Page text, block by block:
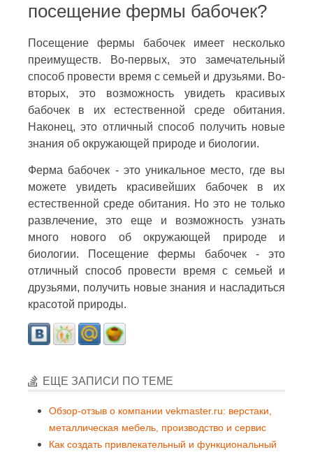
посещение фермы бабочек?
Посещение фермы бабочек имеет несколько
преимуществ. Во-первых, это замечательный
способ провести время с семьей и друзьями. Во-
вторых, это возможность увидеть красивых
бабочек в их естественной среде обитания.
Наконец, это отличный способ получить новые
знания об окружающей природе и биологии.
Ферма бабочек - это уникальное место, где вы
можете увидеть красивейших бабочек в их
естественной среде обитания. Но это не только
развлечение, это еще и возможность узнать
много нового об окружающей природе и
биологии. Посещение фермы бабочек - это
отличный способ провести время с семьей и
друзьями, получить новые знания и насладиться
красотой природы.
ЕЩЕ ЗАПИСИ ПО ТЕМЕ
Обзор-отзыв о компании vekmaster.ru: верстаки,
металлическая мебель, производство и сервис
Как создать привлекательный и функциональный